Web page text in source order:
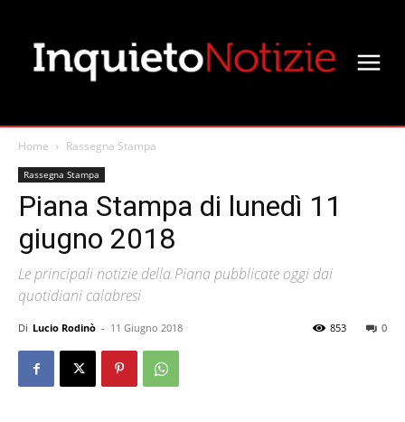
Home Rassegna Stampa
Rassegna Stampa
Piana Stampa di lunedì 11
giugno 2018
Le principali notizie della Piana pubblicate oggi dai
quotidiani calabresi
Di Lucio Rodinò - 11 Giugno 2018 0
853